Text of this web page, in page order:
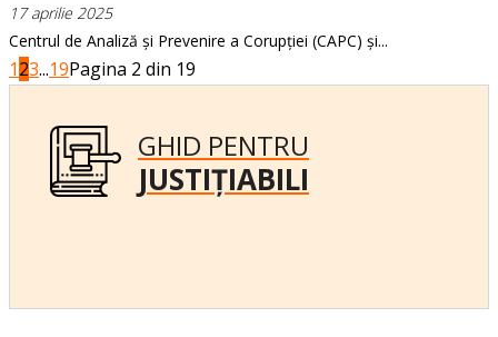
17 aprilie 2025
Centrul de Analiză și Prevenire a Corupției (CAPC) și...
123...19Pagina 2 din 19
GHID PENTRU
JUSTIȚIABILI